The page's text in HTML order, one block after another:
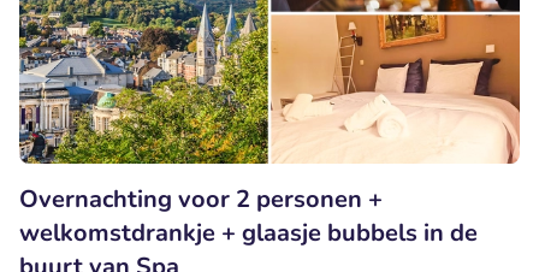
Overnachting voor 2 personen +
welkomstdrankje + glaasje bubbels in de